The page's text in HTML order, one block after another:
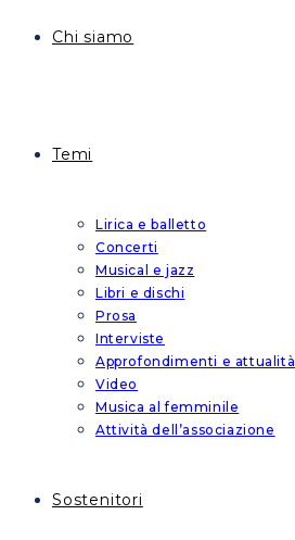
Chi siamo
Temi
Lirica e balletto
Concerti
Musical e jazz
Libri e dischi
Prosa
Interviste
Approfondimenti e attualità
Video
Musica al femminile
Attività dell’associazione
Sostenitori